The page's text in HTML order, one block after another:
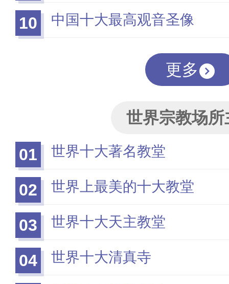
10 中国十大最高观音圣像
更多
世界宗教场所
01
世界十大著名教堂
02 世界上最美的十大教堂
03 世界十大天主教堂
04 世界十大清真寺